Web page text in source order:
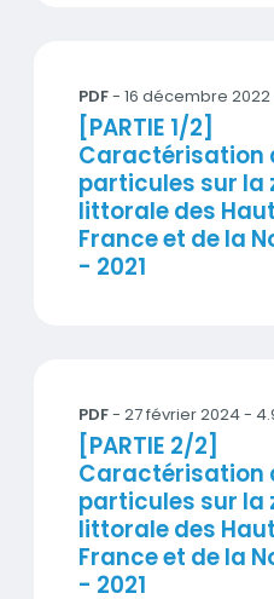
PDF- 16 décembre 2022
Titre
[PARTIE 1/2]
Caractérisation
particules sur la
littorale des
France et de la
- 2021
PDF- 27 février 2024-
Titre
[PARTIE 2/2]
Caractérisation
particules sur la
littorale des
France et de la
- 2021